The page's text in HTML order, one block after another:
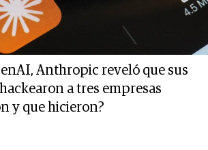
Anthropic reveló que sus
a tres empresas
y que hicieron?